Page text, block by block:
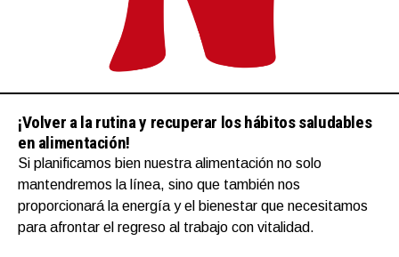
¡Volver a la rutina y recuperar los hábitos saludables
en alimentación!
Si planificamos bien nuestra alimentación no solo
mantendremos la línea, sino que también nos
proporcionará la energía y el bienestar que necesitamos
para afrontar el regreso al trabajo con vitalidad.